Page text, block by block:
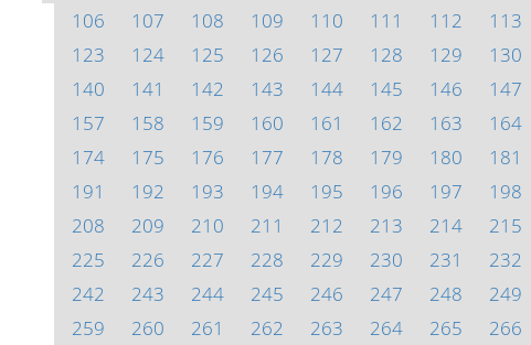
106
107 108 109 110 111 112 113
123
124 125 126 127 128 129 130
140
141 142 143 144 145 146 147
157
158 159 160 161 162 163 164
174
175 176 177 178 179 180 181
191
192 193 194 195 196 197 198
208
209 210 211 212 213 214 215
225
226 227 228 229 230 231 232
242
243 244 245 246 247 248 249
259
260 261 262 263 264 265 266